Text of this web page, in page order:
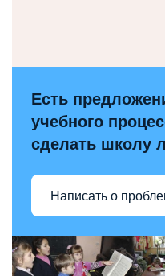
Есть
учебного
сделать школу
Написать о